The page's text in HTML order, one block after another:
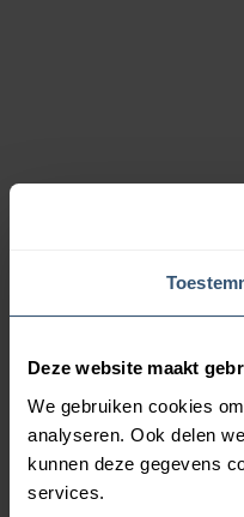
Deze website maakt
We gebruiken cookies
analyseren. Ook delen
kunnen deze gegevens
services.